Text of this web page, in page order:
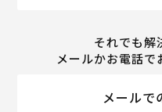
それでも解
メールかお電話で
メールで